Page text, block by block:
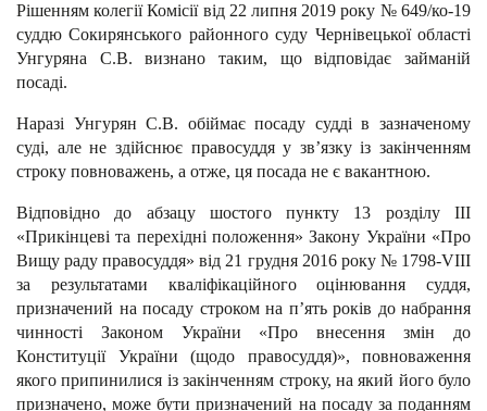
Рішенням колегії Комісії від 22 липня 2019 року № 649/ко-19
суддю Сокирянського районного суду Чернівецької області
Унгуряна С.В. визнано таким, що відповідає займаній
посаді.
Наразі Унгурян С.В. обіймає посаду судді в зазначеному
суді, але не здійснює правосуддя у зв’язку із закінченням
строку повноважень, а отже, ця посада не є вакантною.
Відповідно до абзацу шостого пункту 13 розділу III
«Прикінцеві та перехідні положення» Закону України «Про
Вищу раду правосуддя» від 21 грудня 2016 року № 1798-VIII
за результатами кваліфікаційного оцінювання суддя,
призначений на посаду строком на п’ять років до набрання
чинності Законом України «Про внесення змін до
Конституції України (щодо правосуддя)», повноваження
якого припинилися із закінченням строку, на який його було
призначено, може бути призначений на посаду за поданням